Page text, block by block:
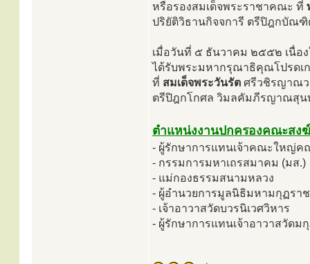
หรือรองสมเด็จพระราชาคณะ ที่
ปริยัติวิธานกิจจการี ตรีปิฎกบัณ
เมื่อวันที่ ๕ ธันวาคม ๒๕๕๒ เนื่อ
ได้รับพระมหากรุณาธิคุณโปรดเ
ที่ สมเด็จพระวันรัต ศรีวชิรญาณ
ตรีปิฎกโกศล วิมลคัมภีรญาณสุน
ตำแหน่งงานปกครองคณะสงฆ์
- ผู้รักษาการแทนเจ้าคณะใหญ่ค
- กรรมการมหาเถรสมาคม (มส.)
- แม่กองธรรมสนามหลวง
- ผู้อำนวยการมูลนิธิมหามกุฏรา
- เจ้าอาวาสวัดบวรนิเวศวิหาร
- ผู้รักษาการแทนเจ้าอาวาสวัดม